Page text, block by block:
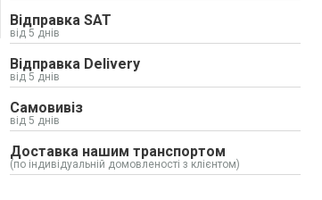
Відправка SAT
від 5 днів
Відправка Delivery
від 5 днів
Самовивіз
від 5 днів
Доставка нашим транспортом
(по індивідуальній домовленості з клієнтом)